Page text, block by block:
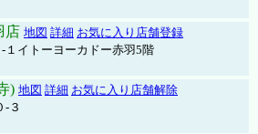
店 地図 詳細 お気に入り店舗登録
１イトーヨーカドー赤羽5階
) 地図 詳細 お気に入り店舗解除
-３